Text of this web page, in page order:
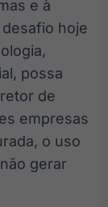
e à
hoje
possa
de
empresas
o uso
gerar